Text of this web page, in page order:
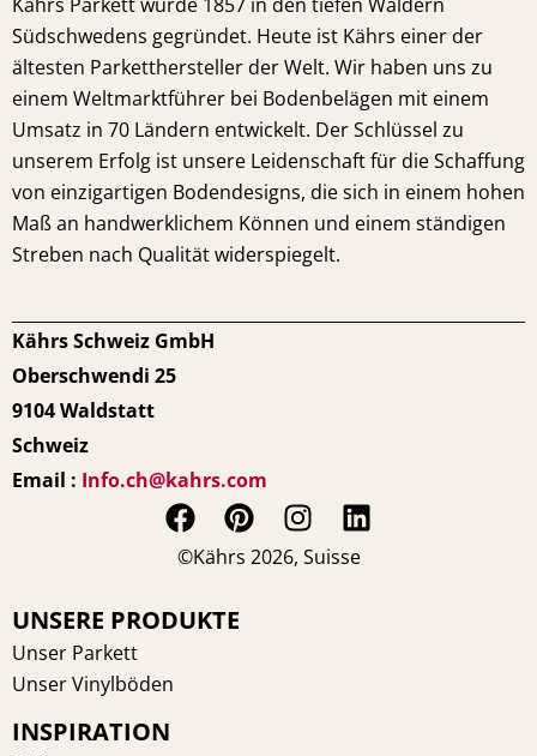
Südschwedens gegründet. Heute ist Kährs einer der
ältesten Parketthersteller der Welt. Wir haben uns zu
einem Weltmarktführer bei Bodenbelägen mit einem
Umsatz in 70 Ländern entwickelt. Der Schlüssel zu
unserem Erfolg ist unsere Leidenschaft für die Schaffung
von einzigartigen Bodendesigns, die sich in einem hohen
Maß an handwerklichem Können und einem ständigen
Streben nach Qualität widerspiegelt.
Kährs Schweiz GmbH
Oberschwendi 25
9104 Waldstatt
Schweiz
Email : Info.ch@kahrs.com
F
a
e
P
i
t
I
n
L
i
©Kährs 2026, Suisse
UNSERE PRODUKTE
Unser Parkett
Unser Vinylböden
INSPIRATION